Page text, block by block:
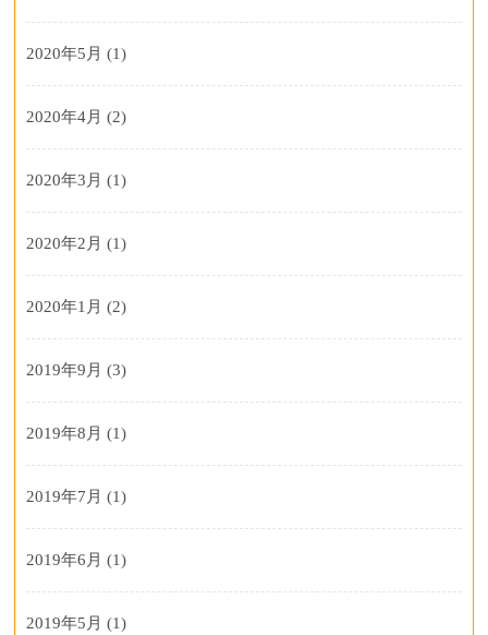
2020年5月 (1)
2020年4月 (2)
2020年3月 (1)
2020年2月 (1)
2020年1月 (2)
2019年9月 (3)
2019年8月 (1)
2019年7月 (1)
2019年6月 (1)
2019年5月 (1)